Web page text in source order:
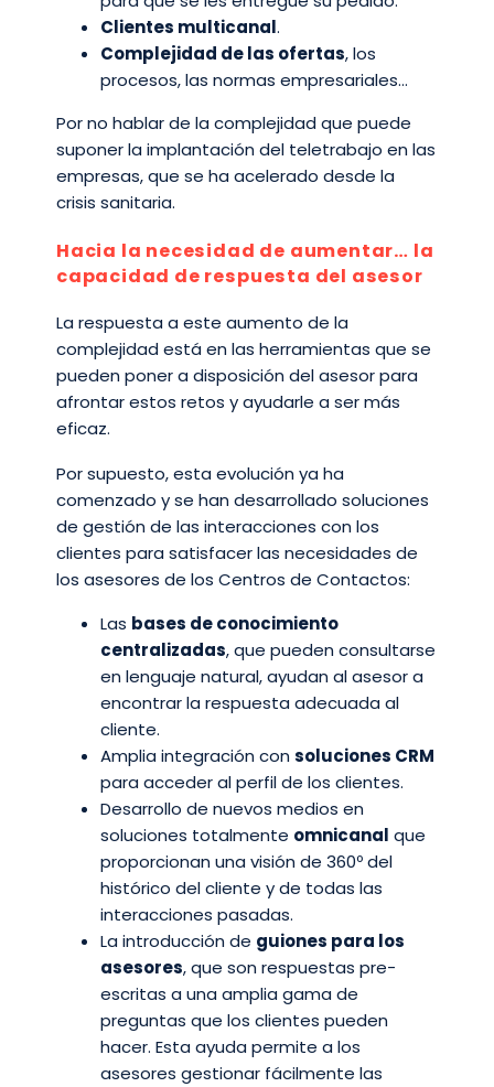
Clientes multicanal.
Complejidad de las ofertas, los
procesos, las normas empresariales…
Por no hablar de la complejidad que puede
suponer la implantación del teletrabajo en las
empresas, que se ha acelerado desde la
crisis sanitaria.
Hacia la necesidad de aumentar… la
capacidad de respuesta del asesor
La respuesta a este aumento de la
complejidad está en las herramientas que se
pueden poner a disposición del asesor para
afrontar estos retos y ayudarle a ser más
eficaz.
Por supuesto, esta evolución ya ha
comenzado y se han desarrollado soluciones
de gestión de las interacciones con los
clientes para satisfacer las necesidades de
los asesores de los Centros de Contactos:
Las bases de conocimiento
centralizadas, que pueden consultarse
en lenguaje natural, ayudan al asesor a
encontrar la respuesta adecuada al
cliente.
Amplia integración con soluciones CRM
para acceder al perfil de los clientes.
Desarrollo de nuevos medios en
soluciones totalmente omnicanal que
proporcionan una visión de 360º del
histórico del cliente y de todas las
interacciones pasadas.
La introducción de guiones para los
asesores, que son respuestas pre-
escritas a una amplia gama de
preguntas que los clientes pueden
hacer. Esta ayuda permite a los
asesores gestionar fácilmente las